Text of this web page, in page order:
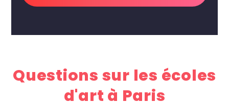
Questions sur les écoles
d'art à Paris